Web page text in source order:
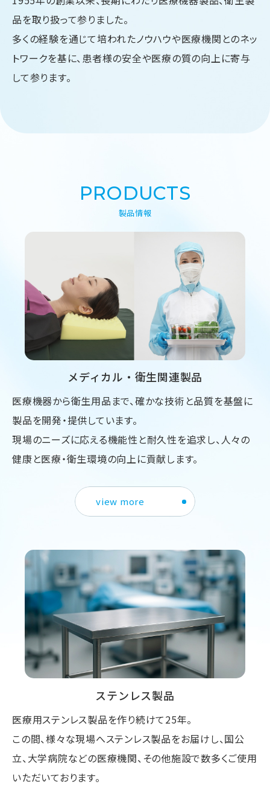
品を取り扱って参りました。
多くの経験を通じて培われたノウハウや医療機関とのネッ
トワークを基に、患者様の安全や医療の質の向上に寄与
して参ります。
PRODUCTS
製品情報
メディカル・衛生関連製品
医療機器から衛生用品まで、確かな技術と品質を基盤に
製品を開発・提供しています。
現場のニーズに応える機能性と耐久性を追求し、人々の
健康と医療・衛生環境の向上に貢献します。
view more
ステンレス製品
医療用ステンレス製品を作り続けて25年。
この間、様々な現場へステンレス製品をお届けし、国公
立、大学病院などの医療機関、その他施設で数多くご使用
いただいております。